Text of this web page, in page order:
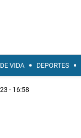
VIDA DEPORTES
- 16:58